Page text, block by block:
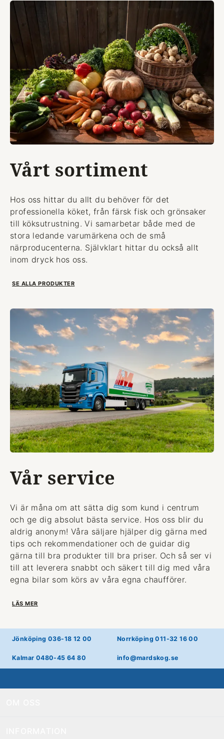
Vårt sortiment
Hos oss hittar du allt du behöver för det
professionella köket, från färsk fisk och grönsaker
till köksutrustning. Vi samarbetar både med de
stora ledande varumärkena och de små
närproducenterna. Självklart hittar du också allt
inom dryck hos oss.
SE ALLA PRODUKTER
Vår service
Vi är måna om att sätta dig som kund i centrum
och ge dig absolut bästa service. Hos oss blir du
aldrig anonym! Våra säljare hjälper dig gärna med
tips och rekommendationer och de guidar dig
gärna till bra produkter till bra priser. Och så ser vi
till att leverera snabbt och säkert till dig med våra
egna bilar som körs av våra egna chaufförer.
LÄS MER
Jönköping 036-18 12 00 Norrköping 011-32 16 00
Kalmar 0480-45 64 80 info@mardskog.se